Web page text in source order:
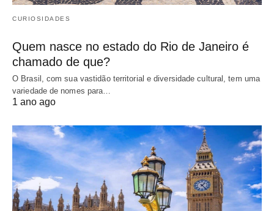
CURIOSIDADES
Quem nasce no estado do Rio de Janeiro é
chamado de que?
O Brasil, com sua vastidão territorial e diversidade cultural, tem uma
variedade de nomes para…
1 ano ago